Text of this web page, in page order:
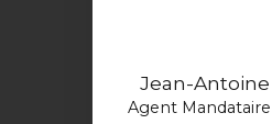
Jean-Antoine
Agent